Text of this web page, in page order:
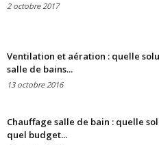
2 octobre 2017
Ventilation et aération : quelle
salle de bains...
13 octobre 2016
Chauffage salle de bain : quelle
quel budget...